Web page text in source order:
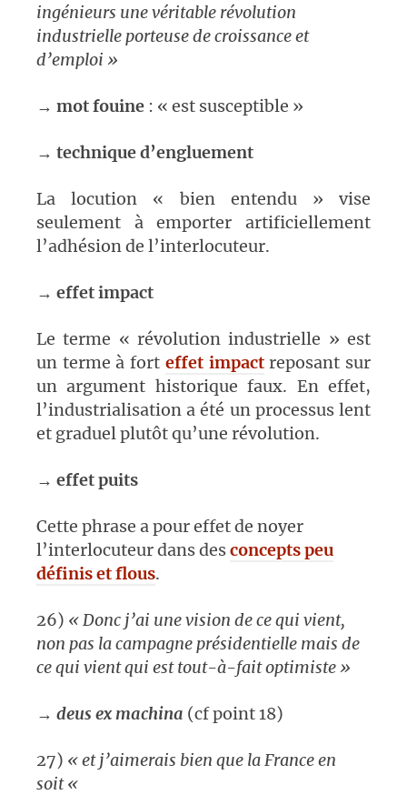
ingénieurs une véritable révolution
industrielle porteuse de croissance et
d’emploi »
→ mot fouine : « est susceptible »
→ technique d’engluement
La locution « bien entendu » vise
seulement à emporter artificiellement
l’adhésion de l’interlocuteur.
→ effet impact
Le terme « révolution industrielle » est
un terme à fort effet impactreposant sur
un argument historique faux. En effet,
l’industrialisation a été un processus lent
et graduel plutôt qu’une révolution.
→ effet puits
Cette phrase a pour effet de noyer
l’interlocuteur dans desconcepts peu
définis et flous.
26) « Donc j’ai une vision de ce qui vient,
non pas la campagne présidentielle mais de
ce qui vient qui est tout-à-fait optimiste »
→ deus ex machina (cf point 18)
27) « et j’aimerais bien que la France en
soit«